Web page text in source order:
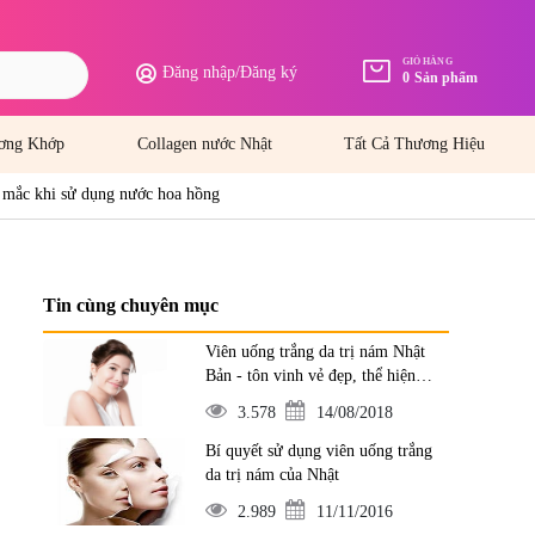
Đăng nhập/Đăng ký
GIỎ HÀNG
0 Sản phẩm
Khớp Collagen nước Nhật Tất Cả Thương Hiệu
khi sử dụng nước hoa hồng
Tin cùng chuyên mục
Viên uống trắng da trị nám Nhật
Bản - tôn vinh vẻ đẹp, thể hiện
đẳng cấp
3.578 14/08/2018
Bí quyết sử dụng viên uống trắng
da trị nám của Nhật
2.989 11/11/2016